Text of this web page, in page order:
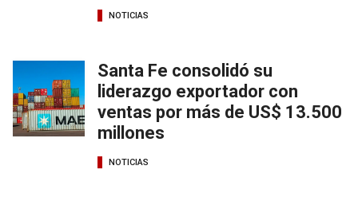
NOTICIAS
Santa Fe consolidó su
liderazgo exportador con
ventas por más de US$ 13.500
millones
NOTICIAS